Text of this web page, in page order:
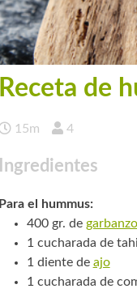
Receta de
15m 4
Ingredientes
Para el hummus:
400 gr. de
1 cucharada de
1 diente de ajo
1 cucharada de